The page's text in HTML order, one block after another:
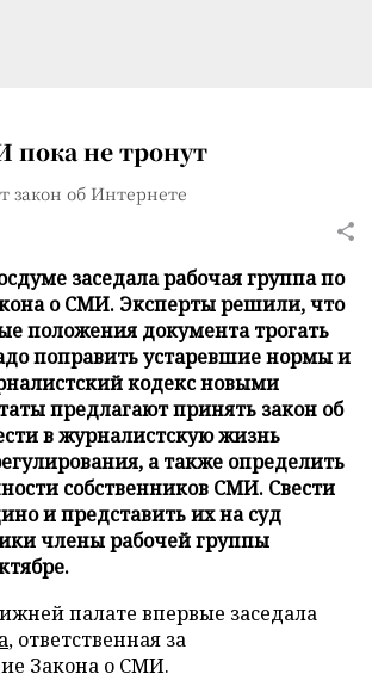
пока не тронут
закон об Интернете
заседала рабочая группа по
о СМИ. Эксперты решили, что
положения документа трогать
поправить устаревшие нормы и
кодекс новыми
предлагают принять закон об
в журналистскую жизнь
а также определить
собственников СМИ. Свести
и представить их на суд
члены рабочей группы
палате впервые заседала
, ответственная за
Закона о СМИ.